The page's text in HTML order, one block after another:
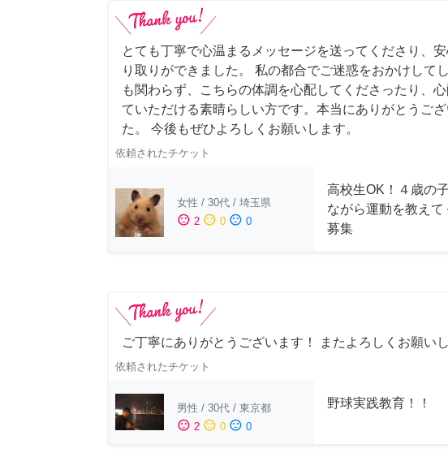
とても丁寧で心温まるメッセージを送ってくださり、
り取りができました。 私の都合でご迷惑をおかけして
も関わらず、こちらの体調を心配してくださったり、
ていただける素晴らしい方です。本当にありがとうござ
た。 今後もぜひよろしくお願いします。
依頼されたチケット
女性 / 30代 / 埼玉県
sentiment_satisfied 2 sentiment_neutral 0 sentiment_dissatisfied 0
高校生OK！４歳の
ながら運動を教えて
募集
ご丁寧にありがとうございます！ またよろしくお願いし
依頼されたチケット
男性 / 30代 / 東京都
sentiment_satisfied 2 sentiment_neutral 0 sentiment_dissatisfied 0
野球実践教育！！